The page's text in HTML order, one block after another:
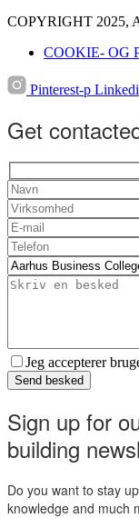
COPYRIGHT 2025,
COOKIE- OG
Pinterest-p
Get
Jeg accepterer
Send besked
Sign up for
building
Do you want to stay
knowledge and much